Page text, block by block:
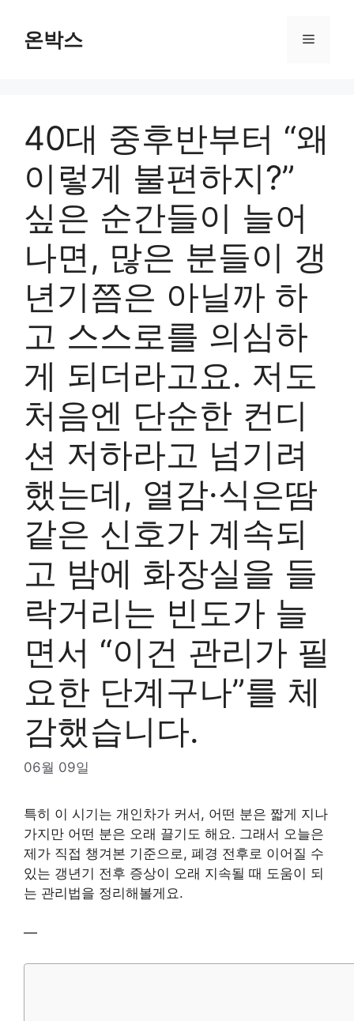
content온박스 Menu
40대 중후반부터 “왜
이렇게 불편하지?”
싶은 순간들이 늘어
나면, 많은 분들이 갱
년기쯤은 아닐까 하
고 스스로를 의심하
게 되더라고요. 저도
처음엔 단순한 컨디
션 저하라고 넘기려
했는데, 열감·식은땀
같은 신호가 계속되
고 밤에 화장실을 들
락거리는 빈도가 늘
면서 “이건 관리가 필
요한 단계구나”를 체
감했습니다.
06월 09일
특히 이 시기는 개인차가 커서, 어떤 분은 짧게 지나
가지만 어떤 분은 오래 끌기도 해요. 그래서 오늘은
제가 직접 챙겨본 기준으로, 폐경 전후로 이어질 수
있는 갱년기 전후 증상이 오래 지속될 때 도움이 되
는 관리법을 정리해볼게요.
—